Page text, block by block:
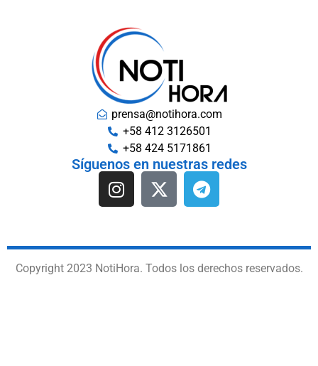
prensa@notihora.com
+58 412 3126501
+58 424 5171861
Síguenos en nuestras redes
Copyright 2023 NotiHora. Todos los derechos reservados.